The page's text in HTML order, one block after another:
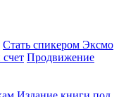
Стать спикером Эксмо
Продвижение